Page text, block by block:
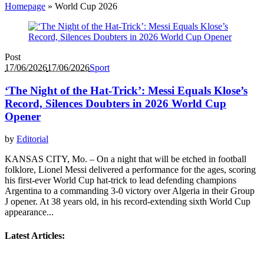
Homepage » World Cup 2026
Post
17/06/202617/06/2026Sport
‘The Night of the Hat-Trick’: Messi Equals Klose’s
Record, Silences Doubters in 2026 World Cup
Opener
by Editorial
KANSAS CITY, Mo. – On a night that will be etched in football
folklore, Lionel Messi delivered a performance for the ages, scoring
his first-ever World Cup hat-trick to lead defending champions
Argentina to a commanding 3-0 victory over Algeria in their Group
J opener. At 38 years old, in his record-extending sixth World Cup
appearance...
Latest Articles: